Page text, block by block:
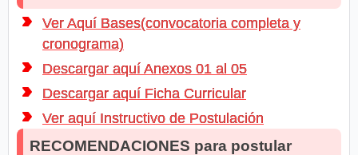
Ver Aquí Bases(convocatoria completa y
cronograma)
Descargar aquí Anexos 01 al 05
Descargar aquí Ficha Curricular
Ver aquí Instructivo de Postulación
RECOMENDACIONES para postular